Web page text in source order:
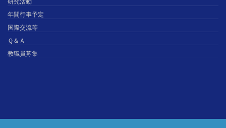
年間行事予定
国際交流等
Ｑ＆Ａ
教職員募集